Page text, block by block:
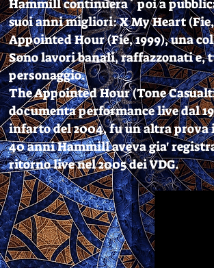
Hammill continuera` poi a
suoi anni migliori: X My Heart (Fie,
Appointed Hour (Fie, 1999), una
Sono lavori banali, raffazzonati
personaggio.
The Appointed Hour (Tone
documenta performance live dal
infarto del 2004, fu un altra prova
40 anni Hammill aveva gia'
ritorno live nel 2005 dei VDG.